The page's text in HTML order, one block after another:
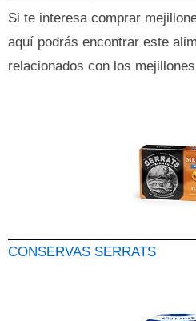
Si te interesa comprar
aquí podrás encontrar este
relacionados con los
CONSERVAS SERRATS